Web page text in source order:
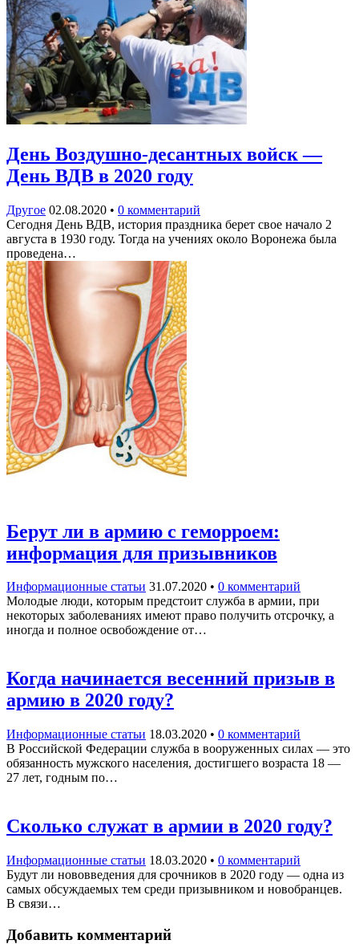
День Воздушно-десантных войск —
День ВДВ в 2020 году
Другое 02.08.2020 • 0 комментарий
Сегодня День ВДВ, история праздника берет свое начало 2
августа в 1930 году. Тогда на учениях около Воронежа была
проведена…
Берут ли в армию с геморроем:
информация для призывников
Информационные статьи 31.07.2020 • 0 комментарий
Молодые люди, которым предстоит служба в армии, при
некоторых заболеваниях имеют право получить отсрочку, а
иногда и полное освобождение от…
Когда начинается весенний призыв в
армию в 2020 году?
Информационные статьи 18.03.2020 • 0 комментарий
В Российской Федерации служба в вооруженных силах — это
обязанность мужского населения, достигшего возраста 18 —
27 лет, годным по…
Сколько служат в армии в 2020 году?
Информационные статьи 18.03.2020 • 0 комментарий
Будут ли нововведения для срочников в 2020 году — одна из
самых обсуждаемых тем среди призывником и новобранцев.
В связи…
Добавить комментарий